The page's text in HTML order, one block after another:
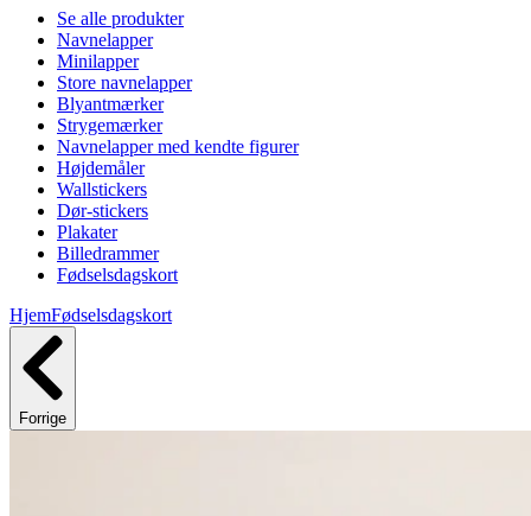
Se alle produkter
Navnelapper
Minilapper
Store navnelapper
Blyantmærker
Strygemærker
Navnelapper med kendte figurer
Højdemåler
Wallstickers
Dør-stickers
Plakater
Billedrammer
Fødselsdagskort
HjemFødselsdagskort
Forrige